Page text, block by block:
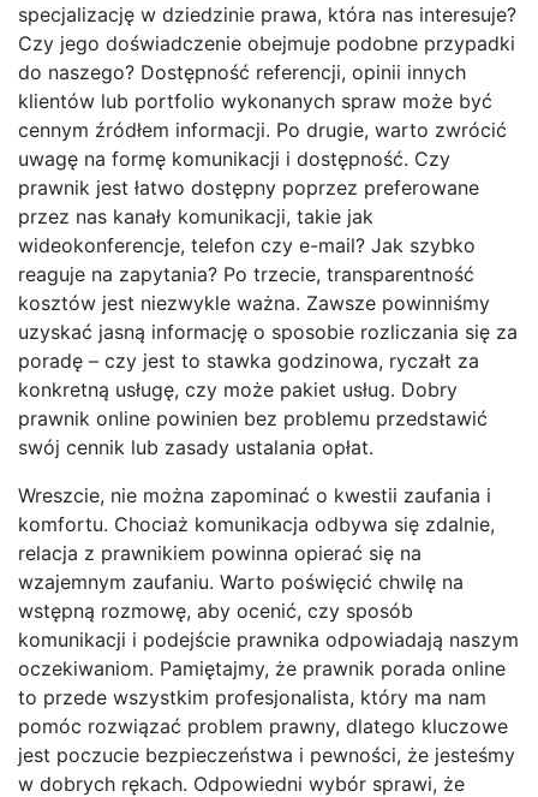
specjalizację w dziedzinie prawa, która nas interesuje?
Czy jego doświadczenie obejmuje podobne przypadki
do naszego? Dostępność referencji, opinii innych
klientów lub portfolio wykonanych spraw może być
cennym źródłem informacji. Po drugie, warto zwrócić
uwagę na formę komunikacji i dostępność. Czy
prawnik jest łatwo dostępny poprzez preferowane
przez nas kanały komunikacji, takie jak
wideokonferencje, telefon czy e-mail? Jak szybko
reaguje na zapytania? Po trzecie, transparentność
kosztów jest niezwykle ważna. Zawsze powinniśmy
uzyskać jasną informację o sposobie rozliczania się za
poradę – czy jest to stawka godzinowa, ryczałt za
konkretną usługę, czy może pakiet usług. Dobry
prawnik online powinien bez problemu przedstawić
swój cennik lub zasady ustalania opłat.
Wreszcie, nie można zapominać o kwestii zaufania i
komfortu. Chociaż komunikacja odbywa się zdalnie,
relacja z prawnikiem powinna opierać się na
wzajemnym zaufaniu. Warto poświęcić chwilę na
wstępną rozmowę, aby ocenić, czy sposób
komunikacji i podejście prawnika odpowiadają naszym
oczekiwaniom. Pamiętajmy, że prawnik porada online
to przede wszystkim profesjonalista, który ma nam
pomóc rozwiązać problem prawny, dlatego kluczowe
jest poczucie bezpieczeństwa i pewności, że jesteśmy
w dobrych rękach. Odpowiedni wybór sprawi, że